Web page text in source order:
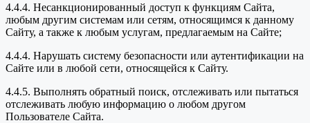
4.4.4. Несанкционированный доступ к функциям Сайта,
любым другим системам или сетям, относящимся к данному
Сайту, а также к любым услугам, предлагаемым на Сайте;
4.4.4. Нарушать систему безопасности или аутентификации на
Сайте или в любой сети, относящейся к Сайту.
4.4.5. Выполнять обратный поиск, отслеживать или пытаться
отслеживать любую информацию о любом другом
Пользователе Сайта.